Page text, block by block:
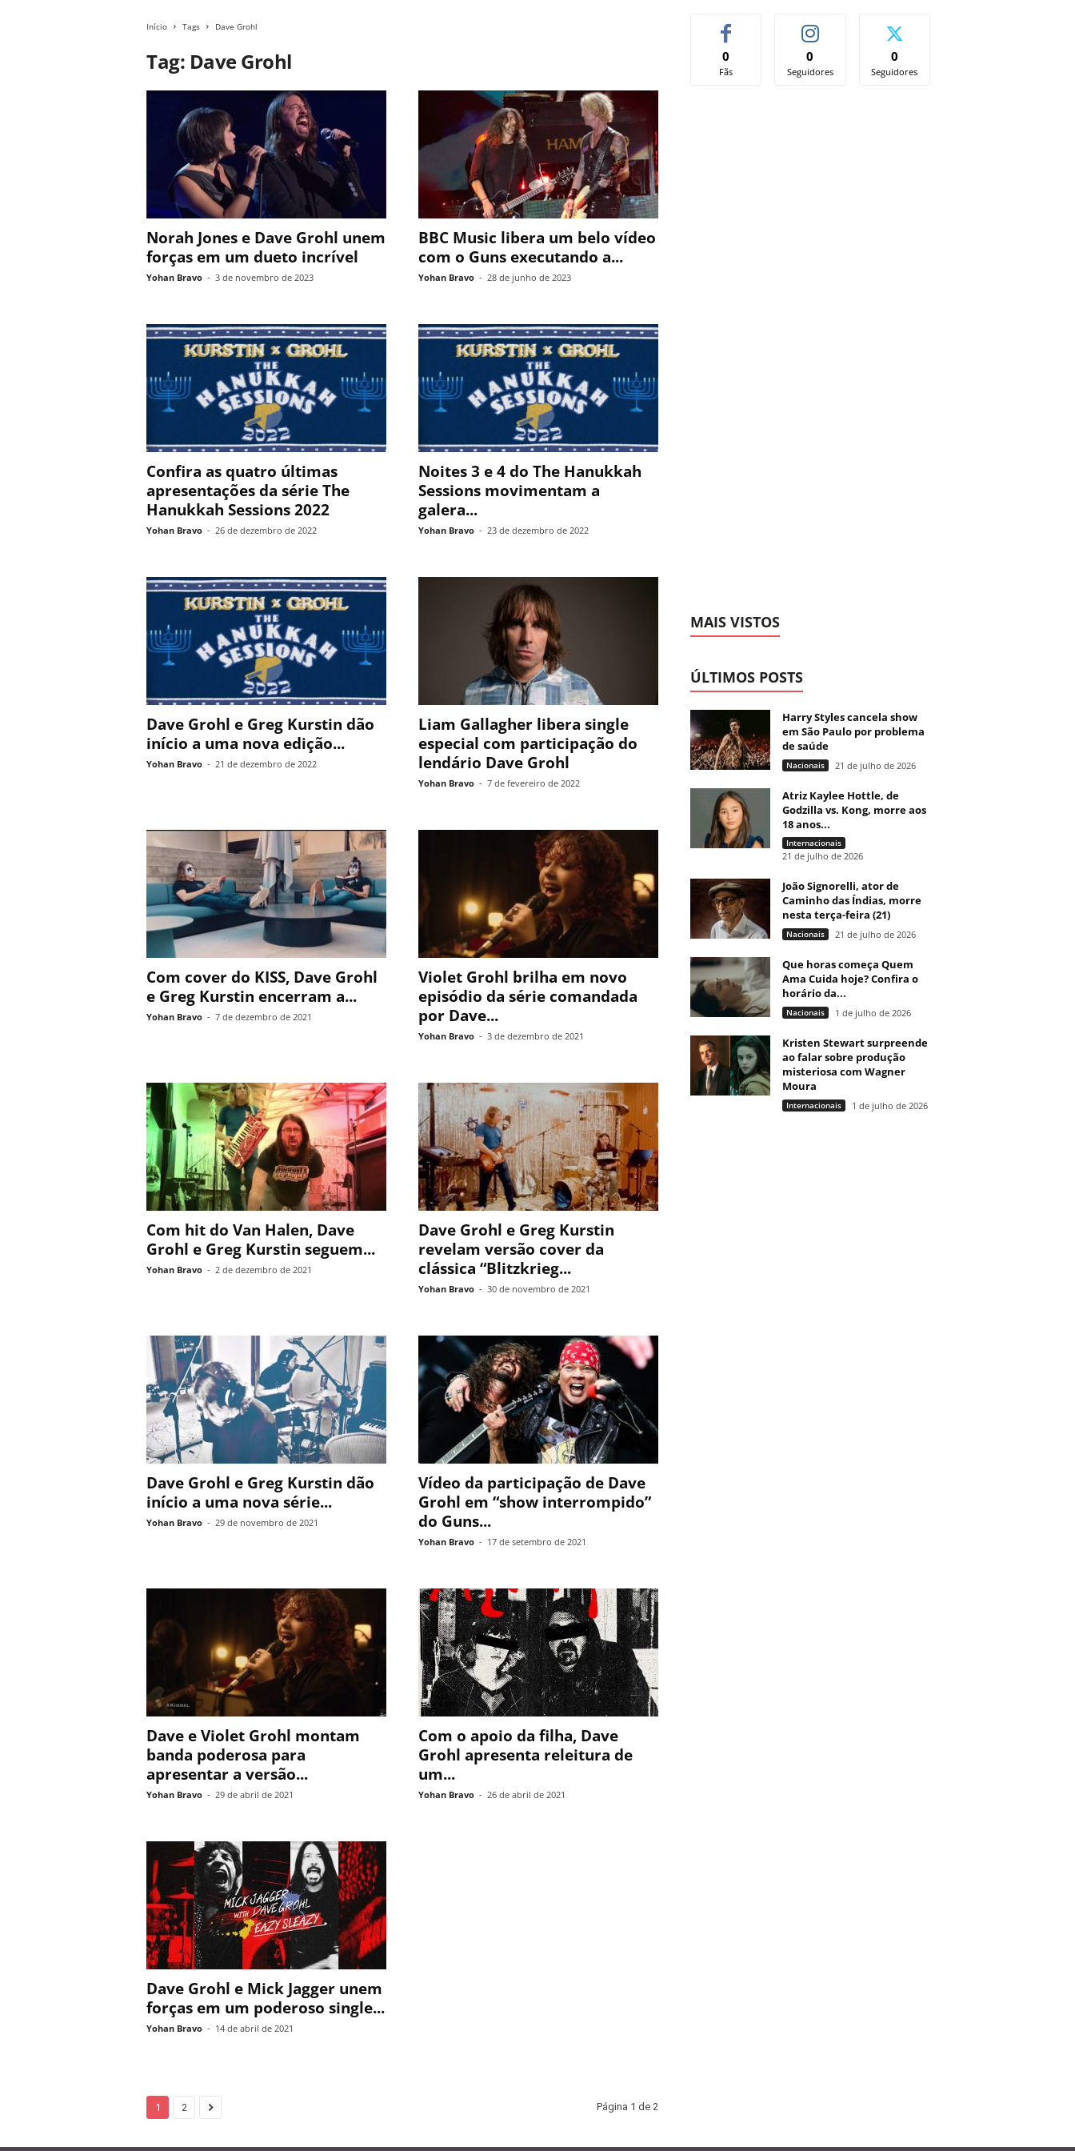
Início Tags Dave Grohl
Tag: Dave Grohl
Norah Jones e Dave Grohl unem
forças em um dueto incrível
Yohan Bravo - 3 de novembro de 2023
BBC Music libera um belo vídeo
com o Guns executando a...
Yohan Bravo - 28 de junho de 2023
Confira as quatro últimas
apresentações da série The
Hanukkah Sessions 2022
Yohan Bravo - 26 de dezembro de 2022
Noites 3 e 4 do The Hanukkah
Sessions movimentam a
galera...
Yohan Bravo - 23 de dezembro de 2022
Dave Grohl e Greg Kurstin dão
início a uma nova edição...
Yohan Bravo - 21 de dezembro de 2022
Liam Gallagher libera single
especial com participação do
lendário Dave Grohl
Yohan Bravo - 7 de fevereiro de 2022
Com cover do KISS, Dave Grohl
e Greg Kurstin encerram a...
Yohan Bravo - 7 de dezembro de 2021
Violet Grohl brilha em novo
episódio da série comandada
por Dave...
Yohan Bravo - 3 de dezembro de 2021
Com hit do Van Halen, Dave
Grohl e Greg Kurstin seguem...
Yohan Bravo - 2 de dezembro de 2021
Dave Grohl e Greg Kurstin
revelam versão cover da
clássica “Blitzkrieg...
Yohan Bravo - 30 de novembro de 2021
Dave Grohl e Greg Kurstin dão
início a uma nova série...
Yohan Bravo - 29 de novembro de 2021
Vídeo da participação de Dave
Grohl em “show interrompido”
do Guns...
Yohan Bravo - 17 de setembro de 2021
Dave e Violet Grohl montam
banda poderosa para
apresentar a versão...
Yohan Bravo - 29 de abril de 2021
Com o apoio da filha, Dave
Grohl apresenta releitura de
um...
Yohan Bravo - 26 de abril de 2021
Dave Grohl e Mick Jagger unem
forças em um poderoso single...
Yohan Bravo - 14 de abril de 2021
1 2 Página 1 de 2
0
Fãs
0
Seguidores
0
Seguidores
MAIS VISTOS
ÚLTIMOS POSTS
Harry Styles cancela show
em São Paulo por problema
de saúde
Nacionais 21 de julho de 2026
Atriz Kaylee Hottle, de
Godzilla vs. Kong, morre aos
18 anos...
Internacionais
21 de julho de 2026
João Signorelli, ator de
Caminho das Índias, morre
nesta terça-feira (21)
Nacionais 21 de julho de 2026
Que horas começa Quem
Ama Cuida hoje? Confira o
horário da...
Nacionais 1 de julho de 2026
Kristen Stewart surpreende
ao falar sobre produção
misteriosa com Wagner
Moura
Internacionais 1 de julho de 2026